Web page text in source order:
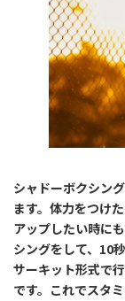
シャドーボクシン
ます。体力をつけ
アップしたい時に
シングをして、10
サーキット形式で
です。これでスタ